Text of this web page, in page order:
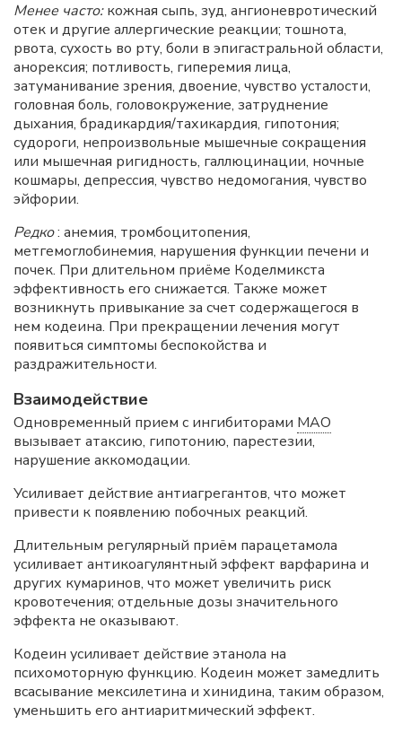
Менее часто:кожная сыпь, зуд, ангионевротический
отек и другие аллергические реакции; тошнота,
рвота, сухость во рту, боли в эпигастральной области,
анорексия; потливость, гиперемия лица,
затуманивание зрения, двоение, чувство усталости,
головная боль, головокружение, затруднение
дыхания, брадикардия/тахикардия, гипотония;
судороги, непроизвольные мышечные сокращения
или мышечная ригидность, галлюцинации, ночные
кошмары, депрессия, чувство недомогания, чувство
эйфории.
Редко: анемия, тромбоцитопения,
метгемоглобинемия, нарушения функции печени и
почек. При длительном приёме Коделмикста
эффективность его снижается. Также может
возникнуть привыкание за счет содержащегося в
нем кодеина. При прекращении лечения могут
появиться симптомы беспокойства и
раздражительности.
Взаимодействие
Одновременный прием с ингибиторами МАО
вызывает атаксию, гипотонию, парестезии,
нарушение аккомодации.
Усиливает действие антиагрегантов, что может
привести к появлению побочных реакций.
Длительным регулярный приём парацетамола
усиливает антикоагулянтный эффект варфарина и
других кумаринов, что может увеличить риск
кровотечения; отдельные дозы значительного
эффекта не оказывают.
Кодеин усиливает действие этанола на
психомоторную функцию. Кодеин может замедлить
всасывание мексилетина и хинидина, таким образом,
уменьшить его антиаритмический эффект.